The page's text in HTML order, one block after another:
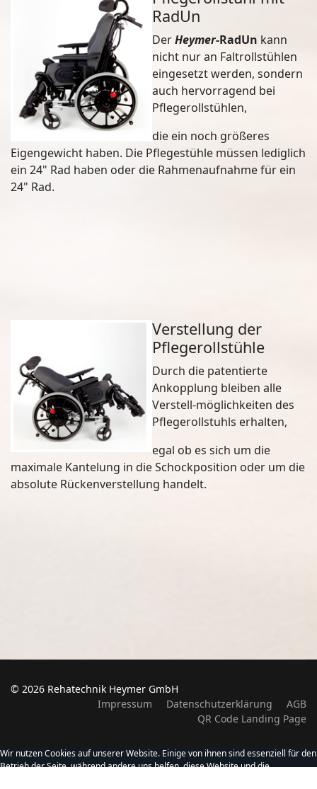
RadUn
DerHeymer-RadUn kann
nicht nur an Faltrollstühlen
eingesetzt werden, sondern
auch hervorragend bei
Pflegerollstühlen,
die ein noch größeres
Eigengewicht haben. Die Pflegestühle müssen lediglich
ein 24" Rad haben oder die Rahmenaufnahme für ein
24" Rad.
Verstellung der
Pflegerollstühle
Durch die patentierte
Ankopplung bleiben alle
Verstell-möglichkeiten des
Pflegerollstuhls erhalten,
egal ob es sich um die
maximale Kantelung in die Schockposition oder um die
absolute Rückenverstellung handelt.
© 2026 Rehatechnik Heymer GmbH
Impressum
Datenschutzerklärung
AGB
QR Code Landing Page
Wir nutzen Cookies auf unserer Website. Einige von ihnen sind essenziell für den
Betrieb der Seite, während andere uns helfen, diese Website und die